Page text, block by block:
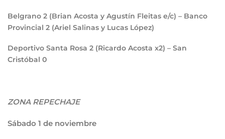
Belgrano 2 (Brian Acosta y Agustín Fleitas e/c) – Banco
Provincial 2 (Ariel Salinas y Lucas López)
Deportivo Santa Rosa 2 (Ricardo Acosta x2) – San
Cristóbal 0
ZONA REPECHAJE
Sábado 1 de noviembre